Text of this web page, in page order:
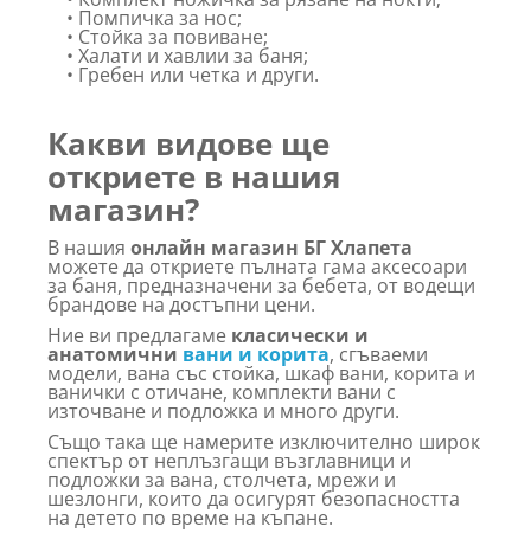
• Помпичка за нос;
• Стойка за повиване;
• Халати и хавлии за баня;
• Гребен или четка и други.
Какви видове ще
откриете в нашия
магазин?
В нашия онлайн магазин БГ Хлапета
можете да откриете пълната гама аксесоари
за баня, предназначени за бебета, от водещи
брандове на достъпни цени.
Ние ви предлагаме класически и
анатомични вани и корита, сгъваеми
модели, вана със стойка, шкаф вани, корита и
ванички с отичане, комплекти вани с
източване и подложка и много други.
Също така ще намерите изключително широк
спектър от неплъзгащи възглавници и
подложки за вана, столчета, мрежи и
шезлонги, които да осигурят безопасността
на детето по време на къпане.